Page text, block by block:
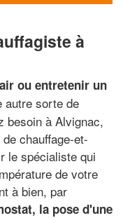
à
ou entretenir un
autre sorte de
besoin à Alvignac,
chauffage-et-
le spécialiste qui
de votre
à bien, par
la pose d'une